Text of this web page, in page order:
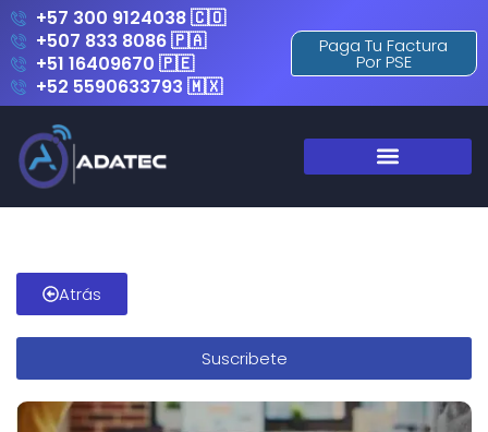
+57 300 9124038 🇨🇴
+507 833 8086 🇵🇦
+51 16409670 🇵🇪
+52 5590633793 🇲🇽
Paga Tu Factura
Por PSE
Atrás
Suscribete